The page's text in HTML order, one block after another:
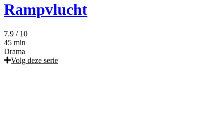
Rampvlucht
7.9 / 10
45 min
Drama
Volg deze serie